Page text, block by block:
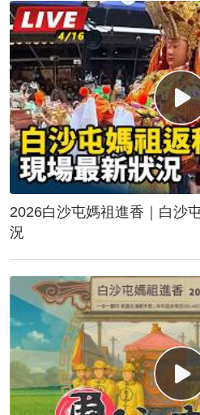
2026白沙屯媽祖進香｜白沙
況